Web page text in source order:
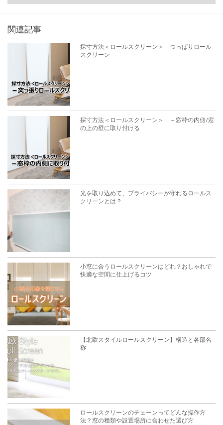
関連記事
採寸方法＜ロールスクリーン＞ つっぱりロール
スクリーン
採寸方法＜ロールスクリーン＞ －窓枠の内側/窓
の上の壁に取り付ける
光を取り込めて、プライバシーが守れるロールス
クリーンとは？
小窓に合うロールスクリーンはどれ？おしゃれで
快適な空間に仕上げるコツ
【北欧スタイルロールスクリーン】構造と各部名
称
ロールスクリーンのチェーンってどんな操作方
法？窓の種類や設置場所に合わせた選び方